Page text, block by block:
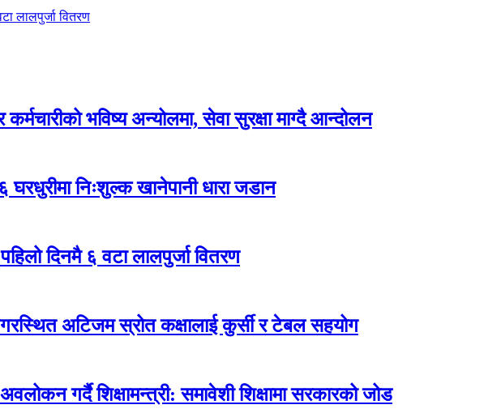
लालपुर्जा वितरण
भविष्य अन्योलमा, सेवा सुरक्षा माग्दै आन्दोलन
निःशुल्क खानेपानी धारा जडान
दिनमै ६ वटा लालपुर्जा वितरण
अटिजम स्रोत कक्षालाई कुर्सी र टेबल सहयोग
गर्दै शिक्षामन्त्री: समावेशी शिक्षामा सरकारको जोड